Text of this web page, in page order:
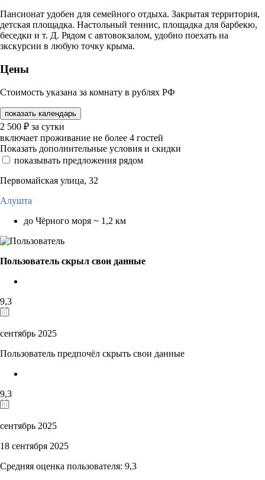
Пансионат удобен для семейного отдыха. Закрытая территория,
детская площадка. Настольный теннис, площадка для барбекю,
беседки и т. Д. Рядом с автовокзалом, удобно поехать на
зкскурсии в любую точку крыма.
Цены
Стоимость указана за комнату в рублях РФ
показать календарь
2 500 ₽ за сутки
включает проживание не более 4 гостей
Показать дополнительные условия и скидки
показывать предложения рядом
Первомайская улица, 32
Алушта
до Чёрного моря ~ 1,2 км
Пользователь скрыл свои данные
9,3
сентябрь 2025
Пользователь предпочёл скрыть свои данные
9,3
сентябрь 2025
18 сентября 2025
Средняя оценка пользователя: 9,3